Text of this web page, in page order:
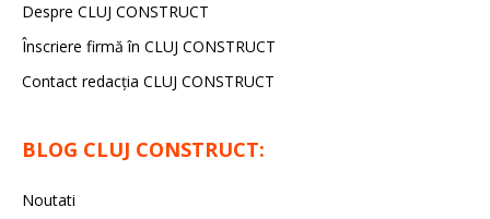
Despre CLUJ CONSTRUCT
Înscriere firmă în CLUJ CONSTRUCT
Contact redacția CLUJ CONSTRUCT
BLOG CLUJ CONSTRUCT:
Noutati